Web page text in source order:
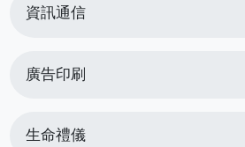
資訊通信
廣告印刷
生命禮儀